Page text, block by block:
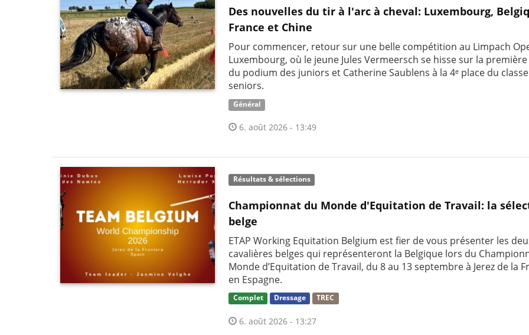
Des nouvelles du tir à l'arc à cheval: Luxembourg,
France et Chine
Pour commencer, retour sur une belle compétition au Limpach
Luxembourg, où le jeune Jules Vermeersch se hisse sur la
du podium des juniors et Catherine Saublens à la 4ᵉ place du
seniors.
Général
6. août 2026 - 13:49
Résultats & sélections
Championnat du Monde d'Equitation de Travail: la
belge
ETAP Working Equitation Belgium est fier de vous présenter les
cavalières belges qui représenteront la Belgique lors du
Monde d’Equitation de Travail, du 8 au 13 septembre à Jerez de la
en Espagne.
Complet Dressage TREC
6. août 2026 - 13:27